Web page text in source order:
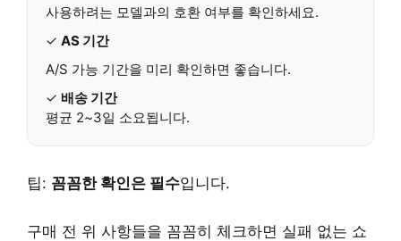
사용하려는 모델과의 호환 여부를 확인하세요.
✓ AS 기간
A/S 가능 기간을 미리 확인하면 좋습니다.
✓ 배송 기간
평균 2~3일 소요됩니다.
팁: 꼼꼼한 확인은 필수입니다.
구매 전 위 사항들을 꼼꼼히 체크하면 실패 없는 쇼